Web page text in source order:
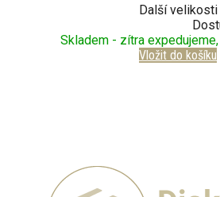
Další velikosti
Skladem - zítra
Vložit do košíku